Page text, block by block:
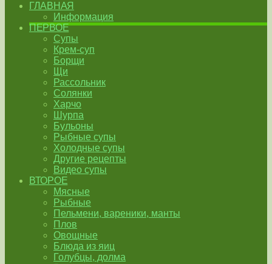
ГЛАВНАЯ
Информация
ПЕРВОЕ
Супы
Крем-суп
Борщи
Щи
Рассольник
Солянки
Харчо
Шурпа
Бульоны
Рыбные супы
Холодные супы
Другие рецепты
Видео супы
ВТОРОЕ
Мясные
Рыбные
Пельмени, вареники, манты
Плов
Овощные
Блюда из яиц
Голубцы, долма